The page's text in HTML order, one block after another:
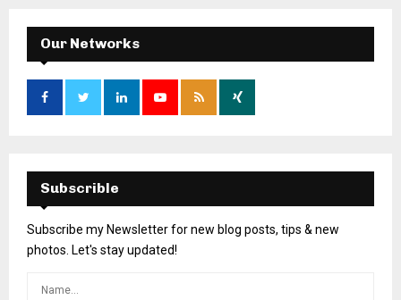
Our Networks
Subscrible
Subscribe my Newsletter for new blog posts, tips & new
photos. Let's stay updated!